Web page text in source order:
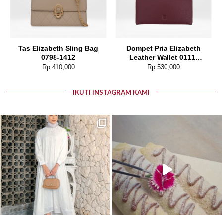
Tas Elizabeth Sling Bag
0798-1412
Rp410,000
Dompet Pria Elizabeth
Leather Wallet 0111-
0186
Rp 530,000
IKUTI INSTAGRAM KAMI